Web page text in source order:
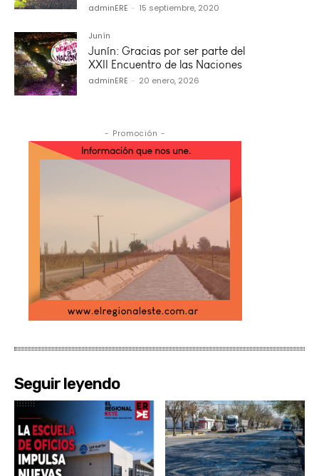
adminERE - 15 septiembre, 2020
Junín
Junín: Gracias por ser parte del
XXII Encuentro de las Naciones
adminERE - 20 enero, 2026
- Promoción -
Seguir leyendo